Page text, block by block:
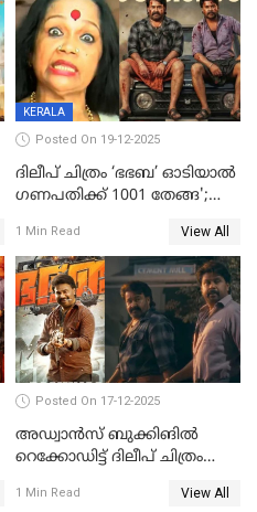
KERALA
Posted On 19-12-2025
ദിലീപ് ചിത്രം ‘ഭഭബ’ ഓടിയാൽ
ഗണപതിക്ക് 1001 തേങ്ങ';
1 Min Read View All
Posted On 17-12-2025
അഡ്വാൻസ് ബുക്കിങിൽ
റെക്കോഡിട്ട് ദിലീപ് ചിത്രം
റെക്കോർഡ് വിൽപ്പന;
1 Min Read View All